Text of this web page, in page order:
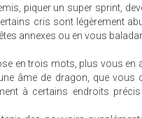
piquer un super sprint,
cris sont légèrement
annexes ou en vous
en trois mots, plus vous en
âme de dragon, que
à certains endroits